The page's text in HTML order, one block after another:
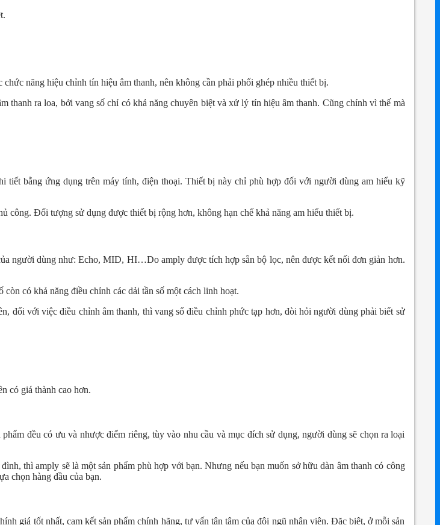
năng hiệu chỉnh tín hiệu âm thanh, nên không cần phải phối ghép nhiều thiết bị.
thanh ra loa, bởi vang số chỉ có khả năng chuyên biệt và xử lý tín hiệu âm thanh. Cũng chính vì thế mà
bằng ứng dụng trên máy tính, điện thoại. Thiết bị này chỉ phù hợp đối với người dùng am hiểu kỹ
công. Đối tượng sử dụng được thiết bị rộng hơn, không hạn chế khả năng am hiểu thiết bị.
người dùng như: Echo, MID, HI…Do amply được tích hợp sẵn bộ lọc, nên được kết nối đơn giản hơn.
có khả năng điều chỉnh các dải tần số một cách linh hoạt.
đối với việc điều chỉnh âm thanh, thì vang số điều chỉnh phức tạp hơn, đòi hỏi người dùng phải biết sử
có giá thành cao hơn.
đều có ưu và nhược điểm riêng, tùy vào nhu cầu và mục đích sử dụng, người dùng sẽ chọn ra loại
thì amply sẽ là một sản phẩm phù hợp với bạn. Nhưng nếu bạn muốn sở hữu dàn âm thanh có công
chọn hàng đầu của bạn.
giá tốt nhất, cam kết sản phẩm chính hãng, tư vấn tận tâm của đội ngũ nhân viên. Đặc biệt, ở mỗi sản